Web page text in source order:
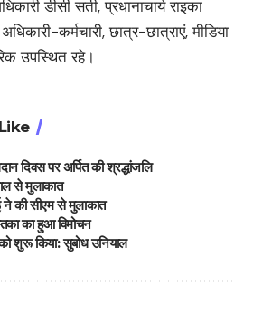
डीसी सती, प्रधानाचार्य राइका
कर्मचारी, छात्र-छात्राएं, मीडिया
उपस्थित रहे।
दिवस पर अर्पित की श्रद्धांजलि
से मुलाकात
की सीएम से मुलाकात
का हुआ विमोचन
शुरू किया: सुबोध उनियाल